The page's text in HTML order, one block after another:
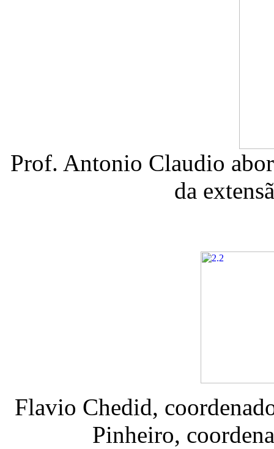
Prof. Antonio Claudio
da
Flavio Chedid,
Pinheiro,